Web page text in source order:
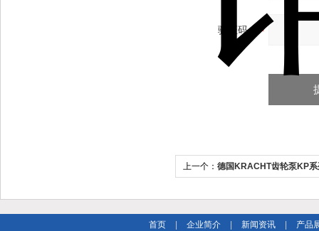
验证码：
上一个： 德国KRACHT齿轮泵KP
首页 企业简介 新闻资讯 产品